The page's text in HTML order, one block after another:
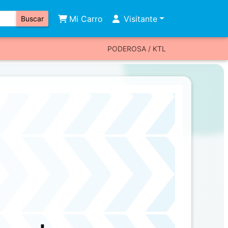
Buscar Mi Carro Visitante
PODEROSA / KTL